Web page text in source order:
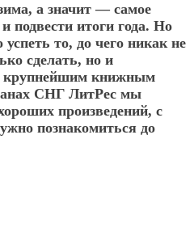
а значит — самое
подвести итоги года. Но
то, до чего никак не
сделать, но и
крупнейшим книжным
СНГ ЛитРес мы
произведений, с
познакомиться до